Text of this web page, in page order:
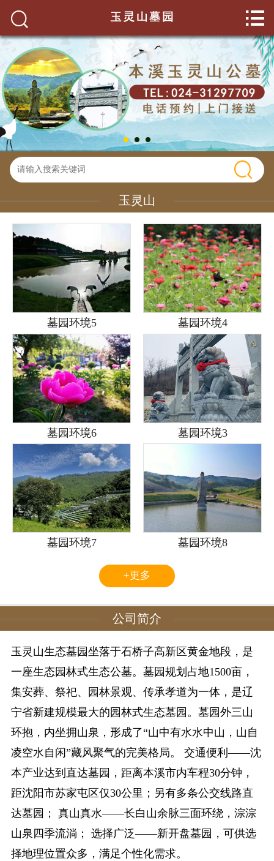
玉灵山环境
墓园服务
墓园新闻
联系我们


玉灵山
墓园环境5 墓园环境4
墓园环境6 墓园环境3
墓园环境7 墓园环境8
+更多
公司简介
玉灵山生态墓园坐落于石桥子高新区黄金地段，是
一座生态园林式生态公墓。墓园规划占地1500亩，
集安葬、祭祀、园林景观、传承孝道为一体，是辽
宁省新建规模最大的园林式生态墓园。墓园外三山
环抱，内坐拥山泉，形成了“山中有水水中山，山自
凌空水自闲”藏风聚气的完美格局。 交通便利——沈
本产业达到直达墓园，距离本溪市内车程30分钟，
距沈阳市苏家屯区仅30公里；另有多条公交线路直
达墓园； 真山真水——长白山余脉三面环绕，淙淙
山泉四季流淌； 选择广泛——新开盘墓园，可供选
择地理位置众多，满足个性化需求。